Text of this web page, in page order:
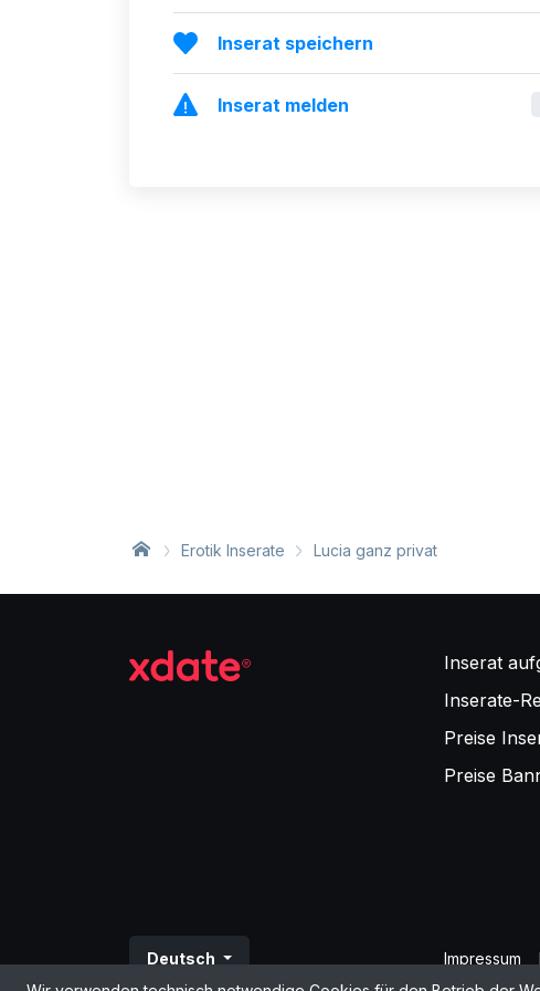
Inserat speichern
Inserat melden
Erotik Inserate Lucia ganz privat
Inserat
Inserate-
Preise
Preise
Deutsch Impressum